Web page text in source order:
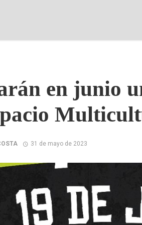
en junio
31 de mayo de 2023